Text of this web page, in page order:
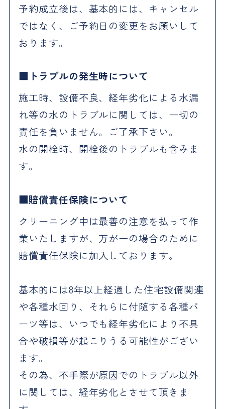
予約成立後は、基本的には、キャンセル
ではなく、ご予約日の変更をお願いして
おります。
トラブルの発生時について
施工時、設備不良、経年劣化による水漏
れ等の水のトラブルに関しては、一切の
責任を負いません。ご了承下さい。
水の開栓時、開栓後のトラブルも含みま
す。
賠償責任保険について
クリーニング中は最善の注意を払って作
業いたしますが、万が一の場合のために
賠償責任保険に加入しております。
基本的には8年以上経過した住宅設備関連
や各種水回り、それらに付随する各種パ
ーツ等は、いつでも経年劣化により不具
合や破損等が起こりうる可能性がござい
ます。
その為、不手際が原因でのトラブル以外
に関しては、経年劣化とさせて頂きま